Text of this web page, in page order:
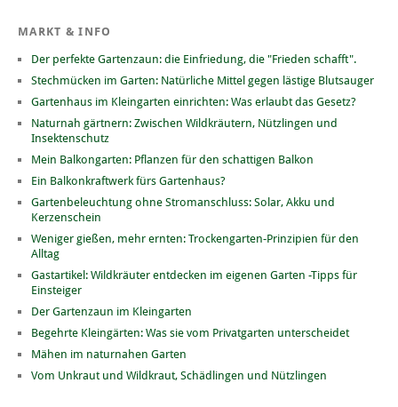
MARKT & INFO
Der perfekte Gartenzaun: die Einfriedung, die "Frieden schafft".
Stechmücken im Garten: Natürliche Mittel gegen lästige Blutsauger
Gartenhaus im Kleingarten einrichten: Was erlaubt das Gesetz?
Naturnah gärtnern: Zwischen Wildkräutern, Nützlingen und
Insektenschutz
Mein Balkongarten: Pflanzen für den schattigen Balkon
Ein Balkonkraftwerk fürs Gartenhaus?
Gartenbeleuchtung ohne Stromanschluss: Solar, Akku und
Kerzenschein
Weniger gießen, mehr ernten: Trockengarten-Prinzipien für den
Alltag
Gastartikel: Wildkräuter entdecken im eigenen Garten -Tipps für
Einsteiger
Der Gartenzaun im Kleingarten
Begehrte Kleingärten: Was sie vom Privatgarten unterscheidet
Mähen im naturnahen Garten
Vom Unkraut und Wildkraut, Schädlingen und Nützlingen